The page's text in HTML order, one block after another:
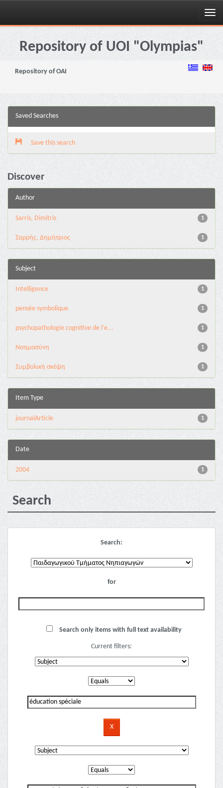
Skip
navigationRepository of UOI "Olympias"
Repository of OAI
Saved Searches
Save this search
Discover
Author
1
Sarris, Dimitris
1
Σαρρής, Δημήτριος
Subject
1
Intelligence
1
pensée symbolique
1
psychopathologie cognitive de l’e...
1
Νοημοσύνη
1
Συμβολική σκέψη
Item Type
1
journalArticle
Date
1
2004
Search
Search:
for
Search only items with full text availability
Current filters: